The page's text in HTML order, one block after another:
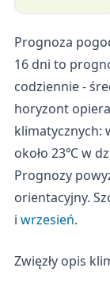
Prognoza
16 dni to
codziennie -
horyzont
klimatycznych:
około 23℃ w
Prognozy
orientacyjny.
i wrzesień.
Zwięzły opis